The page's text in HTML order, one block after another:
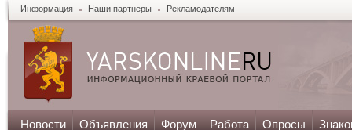
Информация Наши партнеры Рекламодателям
Новости Объявления Форум Работа Опросы